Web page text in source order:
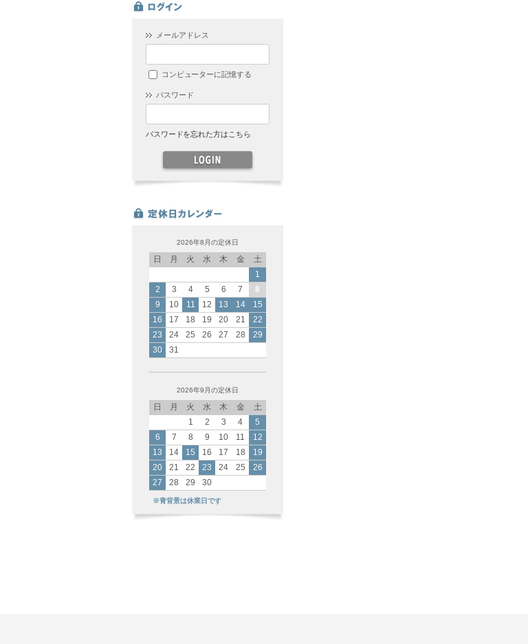
メールアドレス
コンピューターに記憶する
パスワード
パスワードを忘れた方はこちら
2026年8月の定休日
日 月 火 水 木 金
土
1
2
3 4 5 6 7
8
9
10 11 12 13 14
15
16
17 18 19 20 21
22
23
24 25 26 27 28
29
30
31
2026年9月の定休日
日 月 火 水 木 金
土
1
2 3 4
5
6
7 8 9 10 11
12
13
14 15 16 17 18
19
20
21 22 23 24 25
26
27
28 29 30
※青背景は休業日です